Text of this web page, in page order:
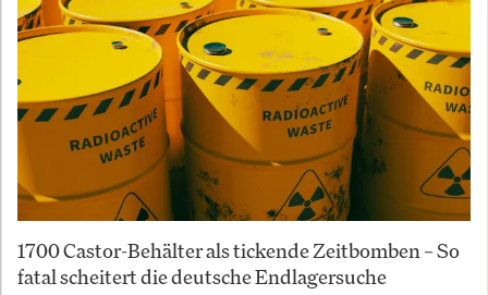
1700 Castor-Behälter als tickende Zeitbomben – So
fatal scheitert die deutsche Endlagersuche